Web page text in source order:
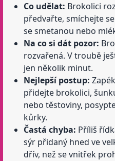
Co udělat: Brokolici
předvařte, smíchejte
se smetanou nebo
Na co si dát pozor:
rozvařená. V troubě
jen několik minut.
Nejlepší postup:
přidejte brokolici,
nebo těstoviny,
kůrky.
Častá chyba: Příliš
sýr přidaný hned ve
dřív, než se vnitřek